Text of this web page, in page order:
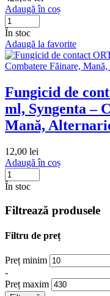
Adaugă în coș
În stoc
Adaugă la favorite
Fungicid de
ml, Syngenta –
Mană,
12,00 lei
Adaugă în coș
În stoc
Filtrează produsele
Filtru de preț
Preț minim
-
Preț maxim